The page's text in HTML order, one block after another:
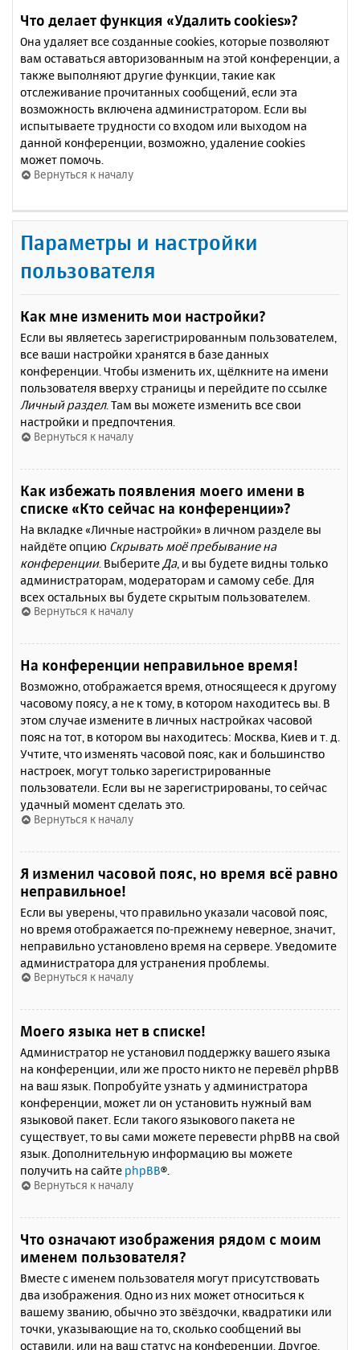
Что делает функция «Удалить cookies»?
Она удаляет все созданные cookies, которые позволяют
вам оставаться авторизованным на этой конференции, а
также выполняют другие функции, такие как
отслеживание прочитанных сообщений, если эта
возможность включена администратором. Если вы
испытываете трудности со входом или выходом на
данной конференции, возможно, удаление cookies
может помочь.
Вернуться к началу
Параметры и настройки
пользователя
Как мне изменить мои настройки?
Если вы являетесь зарегистрированным пользователем,
все ваши настройки хранятся в базе данных
конференции. Чтобы изменить их, щёлкните на имени
пользователя вверху страницы и перейдите по ссылке
Личный раздел. Там вы можете изменить все свои
настройки и предпочтения.
Вернуться к началу
Как избежать появления моего имени в
списке «Кто сейчас на конференции»?
На вкладке «Личные настройки» в личном разделе вы
найдёте опцию Скрывать моё пребывание на
конференции. Выберите Да, и вы будете видны только
администраторам, модераторам и самому себе. Для
всех остальных вы будете скрытым пользователем.
Вернуться к началу
На конференции неправильное время!
Возможно, отображается время, относящееся к другому
часовому поясу, а не к тому, в котором находитесь вы. В
этом случае измените в личных настройках часовой
пояс на тот, в котором вы находитесь: Москва, Киев и т. д.
Учтите, что изменять часовой пояс, как и большинство
настроек, могут только зарегистрированные
пользователи. Если вы не зарегистрированы, то сейчас
удачный момент сделать это.
Вернуться к началу
Я изменил часовой пояс, но время всё равно
неправильное!
Если вы уверены, что правильно указали часовой пояс,
но время отображается по-прежнему неверное, значит,
неправильно установлено время на сервере. Уведомите
администратора для устранения проблемы.
Вернуться к началу
Моего языка нет в списке!
Администратор не установил поддержку вашего языка
на конференции, или же просто никто не перевёл phpBB
на ваш язык. Попробуйте узнать у администратора
конференции, может ли он установить нужный вам
языковой пакет. Если такого языкового пакета не
существует, то вы сами можете перевести phpBB на свой
язык. Дополнительную информацию вы можете
получить на сайте phpBB®.
Вернуться к началу
Что означают изображения рядом с моим
именем пользователя?
Вместе с именем пользователя могут присутствовать
два изображения. Одно из них может относиться к
вашему званию, обычно это звёздочки, квадратики или
точки, указывающие на то, сколько сообщений вы
оставили, или на ваш статус на конференции. Другое,